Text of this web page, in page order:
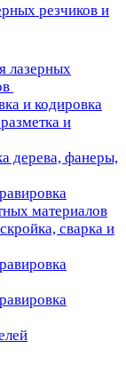
резчиков и
лазерных
и кодировка
и
дерева, фанеры,
материалов
сварка и